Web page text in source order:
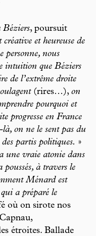
Béziers, poursuit
et heureuse de
nous
intuition que Béziers
de l’extrême droite
(rires…), on
pourquoi et
progresse en France
on ne le sent pas du
partis politiques. »
une vraie atonie dans
à travers le
Ménard est
a préparé le
où on sirote nos
étroites. Ballade